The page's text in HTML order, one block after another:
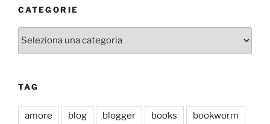
CATEGORIE
TAG
amore blog blogger books bookworm